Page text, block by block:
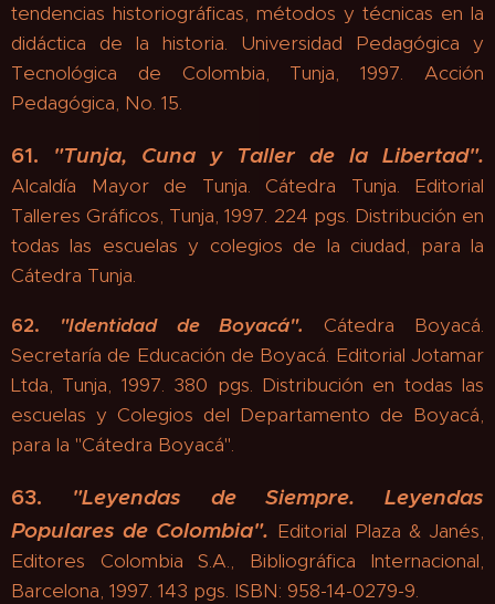
tendencias historiográficas, métodos y técnicas en la
didáctica de la historia. Universidad Pedagógica y
Tecnológica de Colombia, Tunja, 1997. Acción
Pedagógica, No. 15.
61. "Tunja, Cuna y Taller de la Libertad".
Alcaldía Mayor de Tunja. Cátedra Tunja. Editorial
Talleres Gráficos, Tunja, 1997. 224 pgs. Distribución en
todas las escuelas y colegios de la ciudad, para la
Cátedra Tunja.
62. "Identidad de Boyacá".
Cátedra Boyacá.
Secretaría de Educación de Boyacá. Editorial Jotamar
Ltda, Tunja, 1997. 380 pgs. Distribución en todas las
escuelas y Colegios del Departamento de Boyacá,
para la "Cátedra Boyacá".
63. "Leyendas de Siempre. Leyendas
Populares de Colombia". Editorial Plaza & Janés,
Editores Colombia S.A., Bibliográfica Internacional,
Barcelona, 1997. 143 pgs. ISBN: 958-14-0279-9.